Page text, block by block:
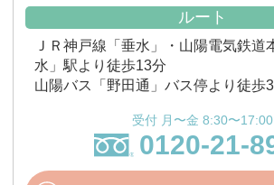
ルート
ＪＲ神戸線「垂水」・山陽電気鉄道
水」駅より徒歩13分
山陽バス「野田通」バス停より徒歩
受付 月〜金 8:30〜17:00
0120-21-